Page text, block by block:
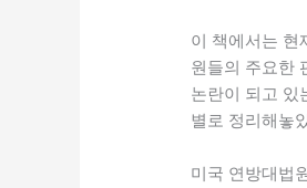
이 책에서는 현
원들의 주요한
논란이 되고 있
별로 정리해놓
미국 연방대법